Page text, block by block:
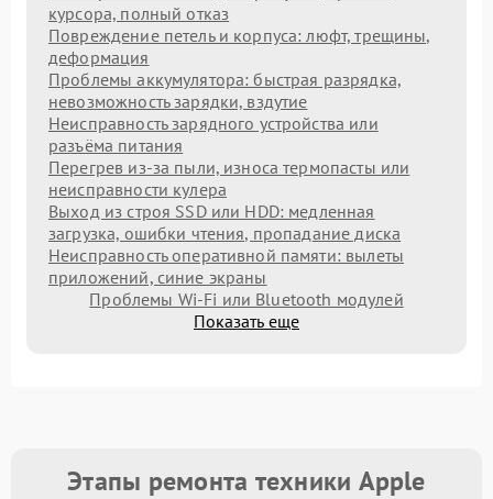
курсора, полный отказ
Повреждение петель и корпуса: люфт, трещины,
деформация
Проблемы аккумулятора: быстрая разрядка,
невозможность зарядки, вздутие
Неисправность зарядного устройства или
разъёма питания
Перегрев из‑за пыли, износа термопасты или
неисправности кулера
Выход из строя SSD или HDD: медленная
загрузка, ошибки чтения, пропадание диска
Неисправность оперативной памяти: вылеты
приложений, синие экраны
Проблемы Wi‑Fi или Bluetooth модулей
Показать еще
Этапы ремонта техники Apple